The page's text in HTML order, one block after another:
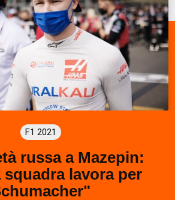
F1 2021
russa a Mazepin:
squadra lavora per